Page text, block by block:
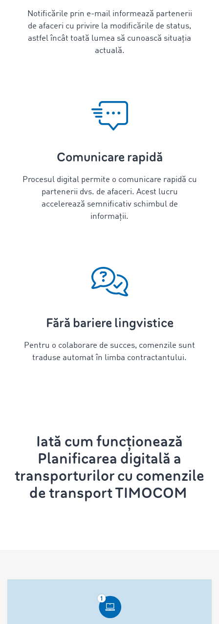
Notificările prin e-mail informează partenerii
de afaceri cu privire la modificările de status,
astfel încât toată lumea să cunoască situația
actuală.
Comunicare rapidă
Procesul digital permite o comunicare rapidă cu
partenerii dvs. de afaceri. Acest lucru
accelerează semnificativ schimbul de
informații.
Fără bariere lingvistice
Pentru o colaborare de succes, comenzile sunt
traduse automat în limba contractantului.
Iată cum funcționează
Planificarea digitală a
transporturilor cu comenzile
de transportTIMOCOM